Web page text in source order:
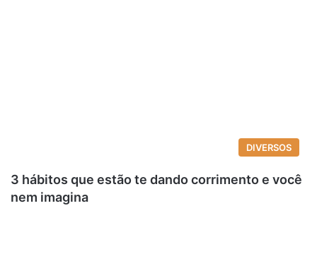
DIVERSOS
3 hábitos que estão te dando corrimento e você
nem imagina